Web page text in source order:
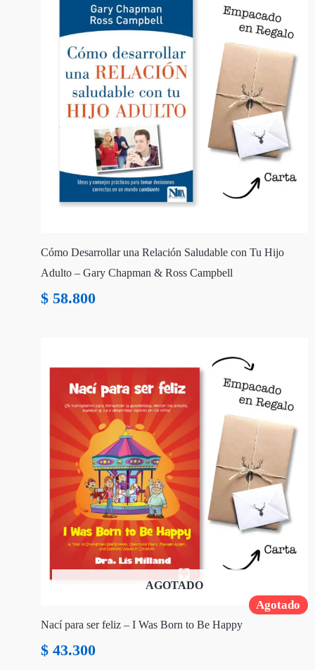
Cómo Desarrollar una Relación Saludable con Tu Hijo
Adulto – Gary Chapman & Ross Campbell
$ 58.800
Agotado
AGOTADO
Nací para ser feliz – I Was Born to Be Happy
$ 43.300